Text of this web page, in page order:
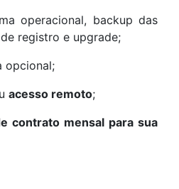
operacional, backup das
registro e upgrade;
opcional;
acesso remoto;
contrato mensal para sua